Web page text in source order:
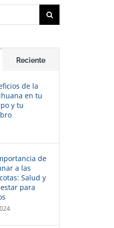
Reciente
de la
en tu
y tu
de
a las
Salud y
para